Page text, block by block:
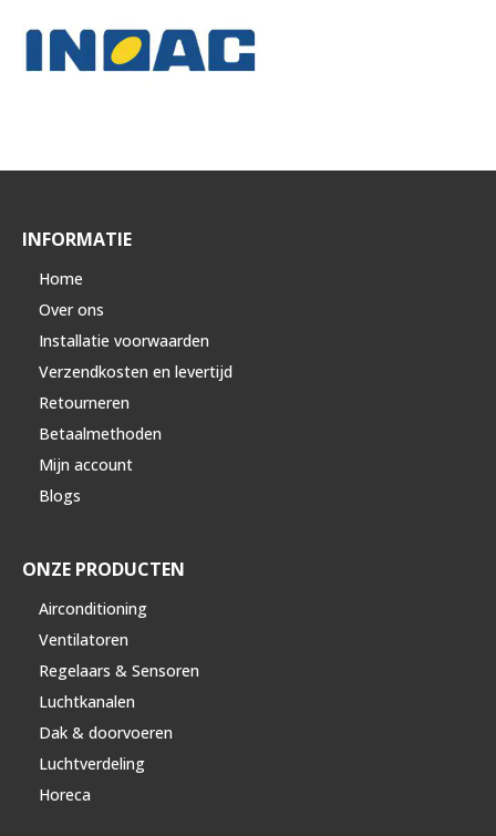
INFORMATIE
Home
Over ons
Installatie voorwaarden
Verzendkosten en levertijd
Retourneren
Betaalmethoden
Mijn account
Blogs
ONZE PRODUCTEN
Airconditioning
Ventilatoren
Regelaars & Sensoren
Luchtkanalen
Dak & doorvoeren
Luchtverdeling
Horeca